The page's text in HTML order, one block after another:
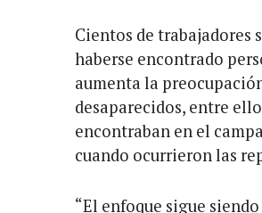
Cientos de trabajadores
haberse encontrado
aumenta la
desaparecidos, entre
encontraban en el
cuando ocurrieron las
“El enfoque sigue